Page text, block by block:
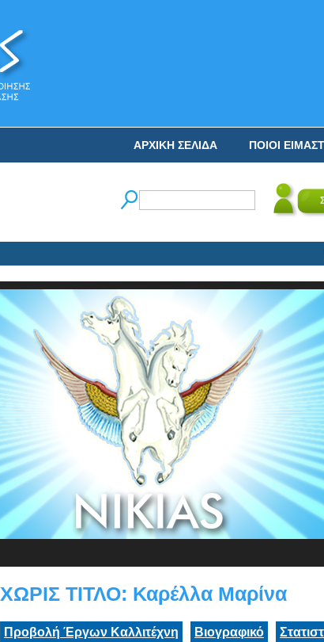
ΠΟΙΟΙ
ΑΡΧΙΚΗ ΣΕΛΙΔΑ
Ο
ΧΩΡΙΣ ΤΙΤΛΟ: Καρέλλα Μαρίνα
Προβολή Έργων Καλλιτέχνη Βιογραφικό